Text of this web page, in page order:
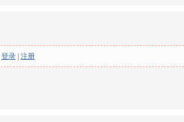
登录 注册